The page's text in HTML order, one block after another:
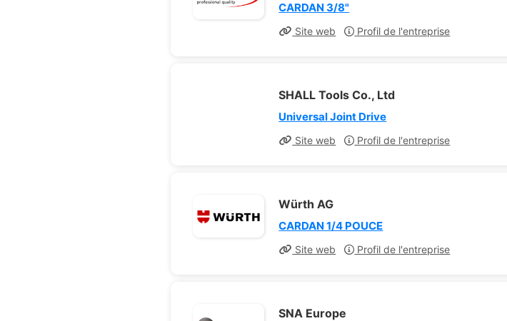
CARDAN 3/8"
Site web Profil de l'entreprise
SHALL Tools Co., Ltd
Universal Joint Drive
Site web Profil de l'entreprise
Würth AG
CARDAN 1/4 POUCE
Site web Profil de l'entreprise
SNA Europe